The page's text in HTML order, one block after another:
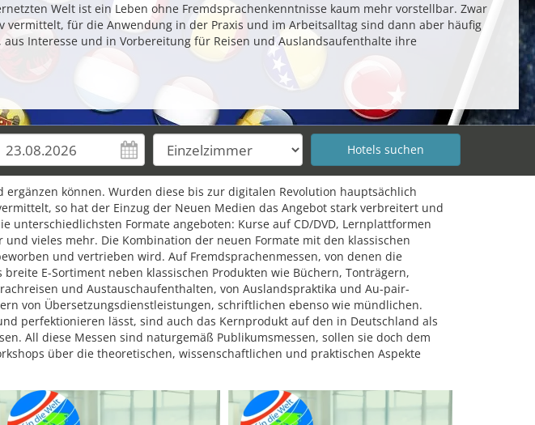
Welt ist ein Leben ohne Fremdsprachenkenntnisse kaum mehr vorstellbar. Zwar
für die Anwendung in der Praxis und im Arbeitsalltag sind dann aber häufig
Interesse und in Vorbereitung für Reisen und Auslandsaufenthalte ihre
können. Wurden diese bis zur digitalen Revolution hauptsächlich
so hat der Einzug der Neuen Medien das Angebot stark verbreitert und
Formate angeboten: Kurse auf CD/DVD, Lernplattformen
vieles mehr. Die Kombination der neuen Formate mit den klassischen
und vertrieben wird. Auf Fremdsprachenmessen, von denen die
E-Sortiment neben klassischen Produkten wie Büchern, Tonträgern,
und Austauschaufenthalten, von Auslandspraktika und Au-pair-
von Übersetzungsdienstleistungen, schriftlichen ebenso wie mündlichen.
perfektionieren lässt, sind auch das Kernprodukt auf den in Deutschland als
All diese Messen sind naturgemäß Publikumsmessen, sollen sie doch dem
über die theoretischen, wissenschaftlichen und praktischen Aspekte